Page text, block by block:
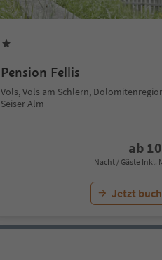
Pension Fellis
Völs, Völs am Schlern,
Seiser Alm
ab
Nacht / Gäste Inkl.
Jetzt